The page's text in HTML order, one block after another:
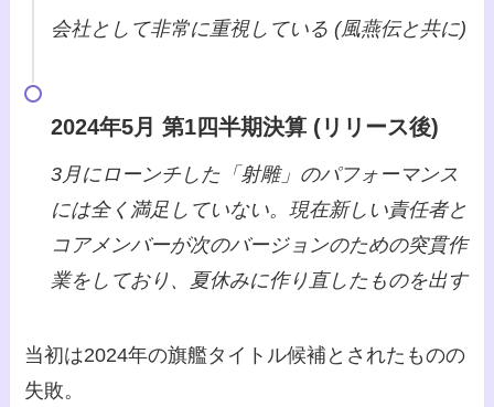
会社として非常に重視している (風燕伝と共に)
2024年5月 第1四半期決算 (リリース後)
3月にローンチした「射雕」のパフォーマンス
には全く満足していない。現在新しい責任者と
コアメンバーが次のバージョンのための突貫作
業をしており、夏休みに作り直したものを出す
当初は2024年の旗艦タイトル候補とされたものの
失敗。